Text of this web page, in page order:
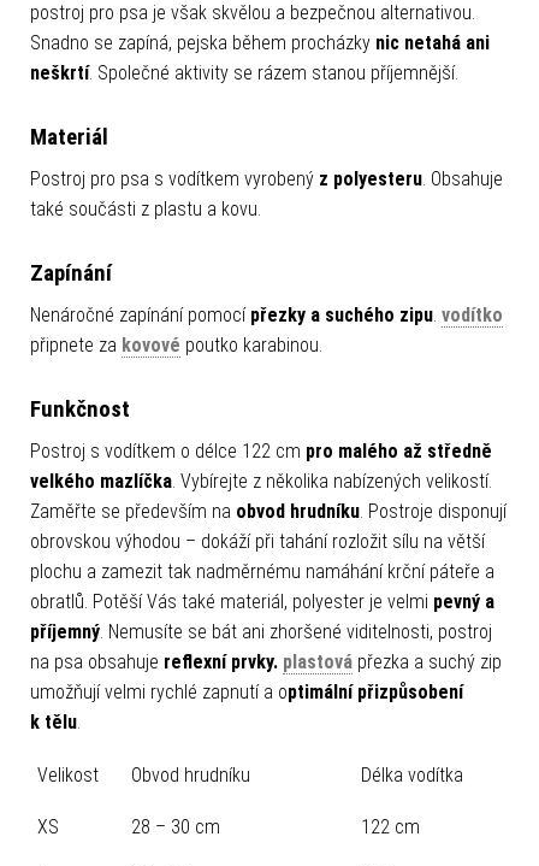
postroj pro psa je však skvělou a bezpečnou alternativou.
Snadno se zapíná, pejska během procházky nic netahá ani
neškrtí. Společné aktivity se rázem stanou příjemnější.
Materiál
Postroj pro psa s vodítkem vyrobený z polyesteru. Obsahuje
také součásti z plastu a kovu.
Zapínání
Nenáročné zapínání pomocí přezky a suchého zipu. vodítko
připnete za kovové poutko karabinou.
Funkčnost
Postroj s vodítkem o délce 122 cm pro malého až středně
velkého mazlíčka. Vybírejte z několika nabízených velikostí.
Zaměřte se především na obvod hrudníku. Postroje disponují
obrovskou výhodou – dokáží při tahání rozložit sílu na větší
plochu a zamezit tak nadměrnému namáhání krční páteře a
obratlů. Potěší Vás také materiál, polyester je velmi pevný a
příjemný. Nemusíte se bát ani zhoršené viditelnosti, postroj
na psa obsahuje reflexní prvky. plastová přezka a suchý zip
umožňují velmi rychlé zapnutí a optimální přizpůsobení
k tělu.
Velikost Obvod hrudníku Délka vodítka
XS 28 – 30 cm 122 cm